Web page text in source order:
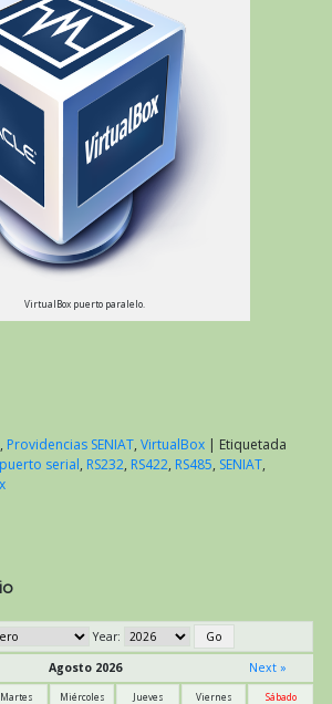
VirtualBox puerto paralelo.
, Providencias SENIAT, VirtualBox | Etiquetada
puerto serial, RS232, RS422, RS485, SENIAT,
Year:
Agosto 2026 Next »
Martes Miércoles Jueves Viernes Sábado